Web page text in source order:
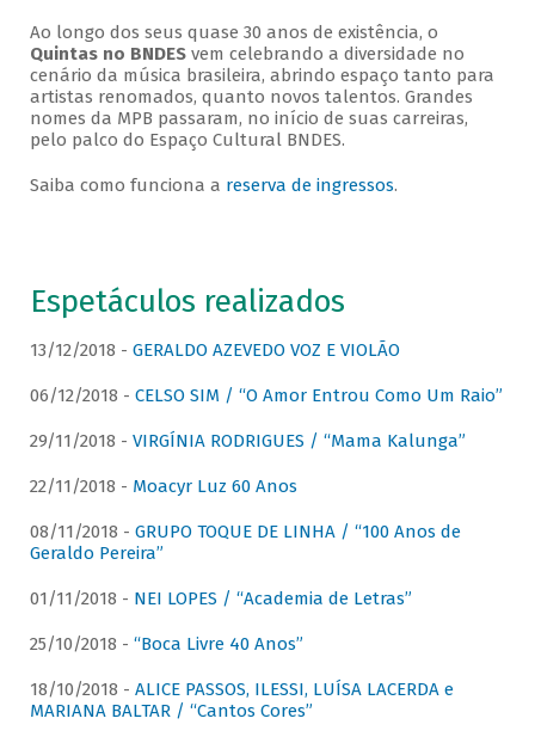
Ao longo dos seus quase 30 anos de existência, o
Quintas no BNDESvem celebrando a diversidade no
cenário da música brasileira, abrindo espaço tanto para
artistas renomados, quanto novos talentos. Grandes
nomes da MPB passaram, no início de suas carreiras,
pelo palco do Espaço Cultural BNDES.
Saiba como funciona a reserva de ingressos.
Espetáculos realizados
13/12/2018 - GERALDO AZEVEDO VOZ E VIOLÃO
06/12/2018 - CELSO SIM / “O Amor Entrou Como Um Raio”
29/11/2018 - VIRGÍNIA RODRIGUES / “Mama Kalunga”
22/11/2018 - Moacyr Luz 60 Anos
08/11/2018 - GRUPO TOQUE DE LINHA / “100 Anos de
Geraldo Pereira”
01/11/2018 - NEI LOPES / “Academia de Letras”
25/10/2018 - “Boca Livre 40 Anos”
18/10/2018 - ALICE PASSOS, ILESSI, LUÍSA LACERDA e
MARIANA BALTAR / “Cantos Cores”